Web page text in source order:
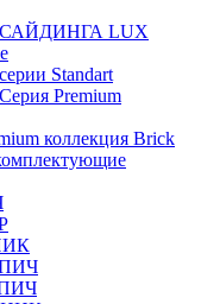
LUX
Standart
Premium
коллекция Brick